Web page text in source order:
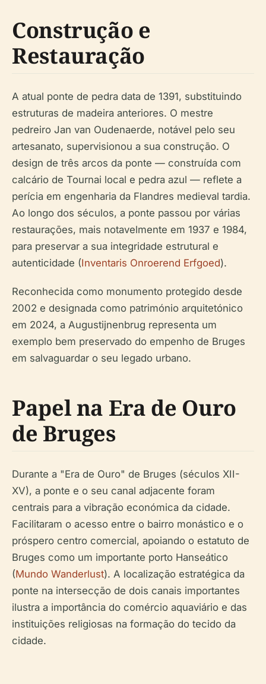
Construção e
Restauração
A atual ponte de pedra data de 1391, substituindo
estruturas de madeira anteriores. O mestre
pedreiro Jan van Oudenaerde, notável pelo seu
artesanato, supervisionou a sua construção. O
design de três arcos da ponte — construída com
calcário de Tournai local e pedra azul — reflete a
perícia em engenharia da Flandres medieval tardia.
Ao longo dos séculos, a ponte passou por várias
restaurações, mais notavelmente em 1937 e 1984,
para preservar a sua integridade estrutural e
autenticidade (Inventaris Onroerend Erfgoed).
Reconhecida como monumento protegido desde
2002 e designada como património arquitetónico
em 2024, a Augustijnenbrug representa um
exemplo bem preservado do empenho de Bruges
em salvaguardar o seu legado urbano.
Papel na Era de Ouro
de Bruges
Durante a "Era de Ouro" de Bruges (séculos XII-
XV), a ponte e o seu canal adjacente foram
centrais para a vibração económica da cidade.
Facilitaram o acesso entre o bairro monástico e o
próspero centro comercial, apoiando o estatuto de
Bruges como um importante porto Hanseático
(Mundo Wanderlust). A localização estratégica da
ponte na intersecção de dois canais importantes
ilustra a importância do comércio aquaviário e das
instituições religiosas na formação do tecido da
cidade.